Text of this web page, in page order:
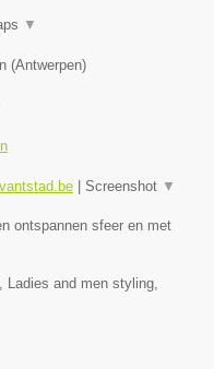
▼
(Antwerpen)
Screenshot ▼
ontspannen sfeer en met
and men styling,